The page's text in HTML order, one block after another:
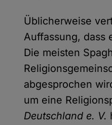
Üblicherweise
Auffassung, dass
Die meisten
abgesprochen
um eine
Deutschland e. V.